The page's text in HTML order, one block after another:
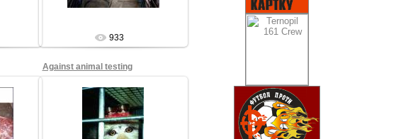
933
Against animal testing
27.08.2009